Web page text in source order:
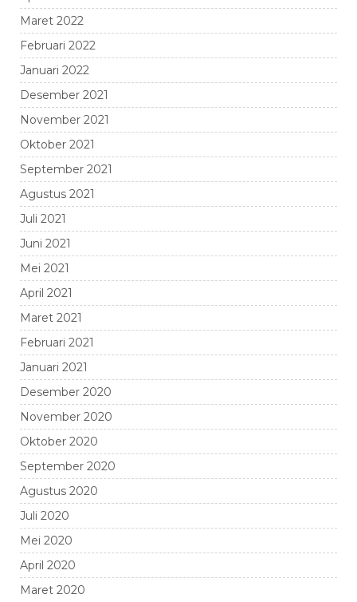
Maret 2022
Februari 2022
Januari 2022
Desember 2021
November 2021
Oktober 2021
September 2021
Agustus 2021
Juli 2021
Juni 2021
Mei 2021
April 2021
Maret 2021
Februari 2021
Januari 2021
Desember 2020
November 2020
Oktober 2020
September 2020
Agustus 2020
Juli 2020
Mei 2020
April 2020
Maret 2020